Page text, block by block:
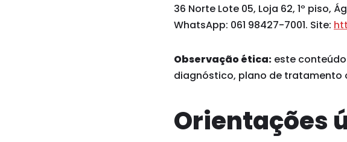
36 Norte Lote 05, Loja 62, 1º piso,
WhatsApp: 061 98427-7001. Site:
Observação ética: este
diagnóstico, plano de tratamento
Orientações